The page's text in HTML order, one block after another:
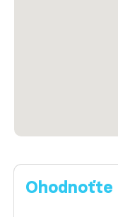
Ohodnoťte